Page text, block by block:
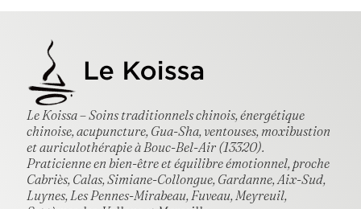
Le Koissa – Soins traditionnels chinois, énergétique
chinoise, acupuncture, Gua-Sha, ventouses, moxibustion
et auriculothérapie à Bouc-Bel-Air (13320).
Praticienne en bien-être et équilibre émotionnel, proche
Cabriès, Calas, Simiane-Collongue, Gardanne, Aix-Sud,
Luynes, Les Pennes-Mirabeau, Fuveau, Meyreuil,